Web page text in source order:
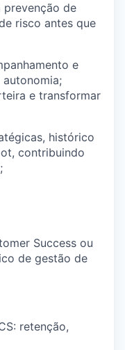
de
risco antes que
e
e transformar
histórico
contribuindo
Success ou
de gestão de
retenção,